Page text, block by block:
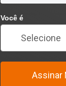
Você é
Assinar